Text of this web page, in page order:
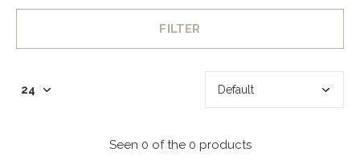
FILTER
Seen 0 of the 0 products